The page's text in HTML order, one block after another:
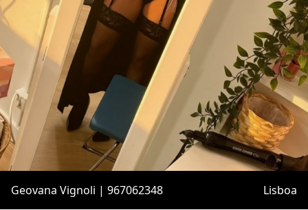
Geovana Vignoli | 967062348 Lisboa